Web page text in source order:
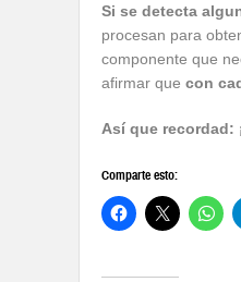
Si se detecta
procesan para
componente que
afirmar que con
Así que recordad:
Comparte esto: